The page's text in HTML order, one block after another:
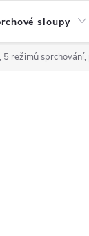
sloupy
5 režimů